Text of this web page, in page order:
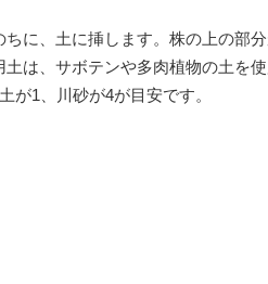
に、土に挿します。株の上の部
は、サボテンや多肉植物の土を
が1、川砂が4が目安です。